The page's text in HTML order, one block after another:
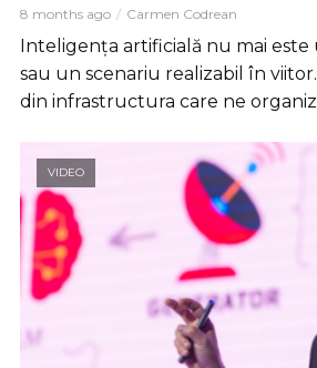
8 months ago Carmen Codrean
Inteligența artificială nu mai
sau un scenariu realizabil în
din infrastructura care ne
VIDEO